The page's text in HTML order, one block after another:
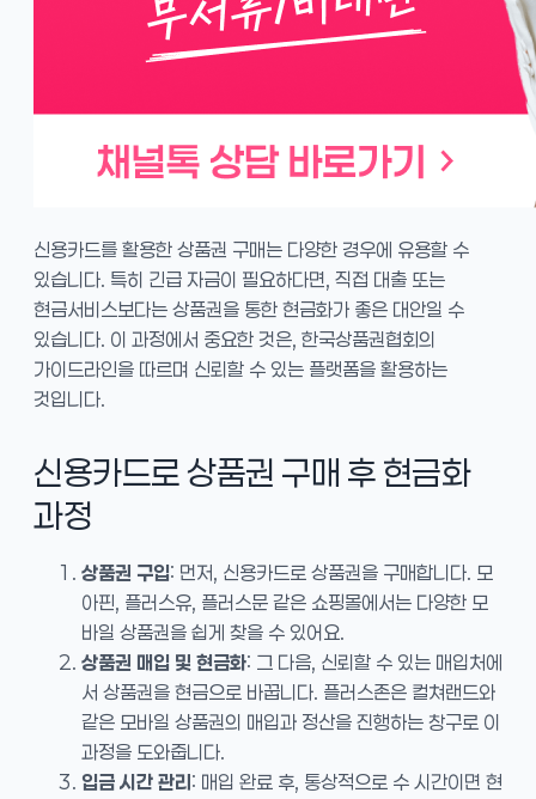
신용카드를 활용한 상품권 구매는 다양한 경우에 유용할 수
있습니다. 특히 긴급 자금이 필요하다면, 직접 대출 또는
현금서비스보다는 상품권을 통한 현금화가 좋은 대안일 수
있습니다. 이 과정에서 중요한 것은, 한국상품권협회의
가이드라인을 따르며 신뢰할 수 있는 플랫폼을 활용하는
것입니다.
신용카드로 상품권 구매 후 현금화
과정
상품권 구입: 먼저, 신용카드로 상품권을 구매합니다. 모
아핀, 플러스유, 플러스문 같은 쇼핑몰에서는 다양한 모
바일 상품권을 쉽게 찾을 수 있어요.
상품권 매입 및 현금화: 그 다음, 신뢰할 수 있는 매입처에
서 상품권을 현금으로 바꿉니다. 플러스존은 컬쳐랜드와
같은 모바일 상품권의 매입과 정산을 진행하는 창구로 이
과정을 도와줍니다.
입금 시간 관리: 매입 완료 후, 통상적으로 수 시간이면 현